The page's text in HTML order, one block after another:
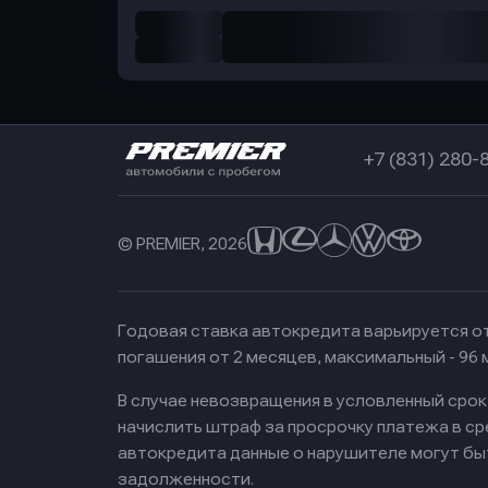
+7 (831) 280-
© PREMIER, 2026
Годовая ставка автокредита варьируется
погашения от 2 месяцев, максимальный - 96
В случае невозвращения в условленный
начислить штраф за просрочку платежа в
автокредита данные о нарушителе могут
задолженности.